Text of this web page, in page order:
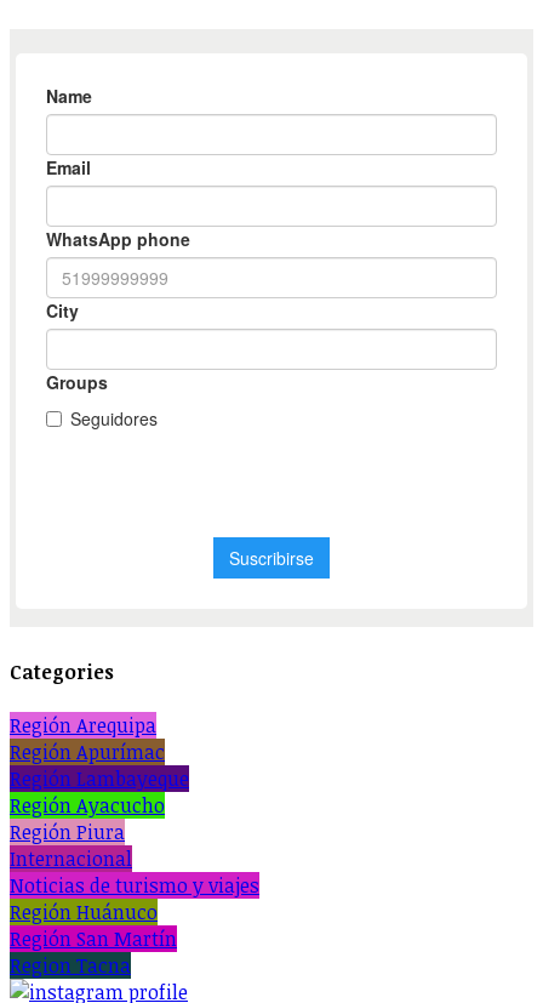
Categories
Región Arequipa
Región Apurímac
Región Lambayeque
Región Ayacucho
Región Piura
Internacional
Noticias de turismo y viajes
Región Huánuco
Región San Martín
Region Tacna